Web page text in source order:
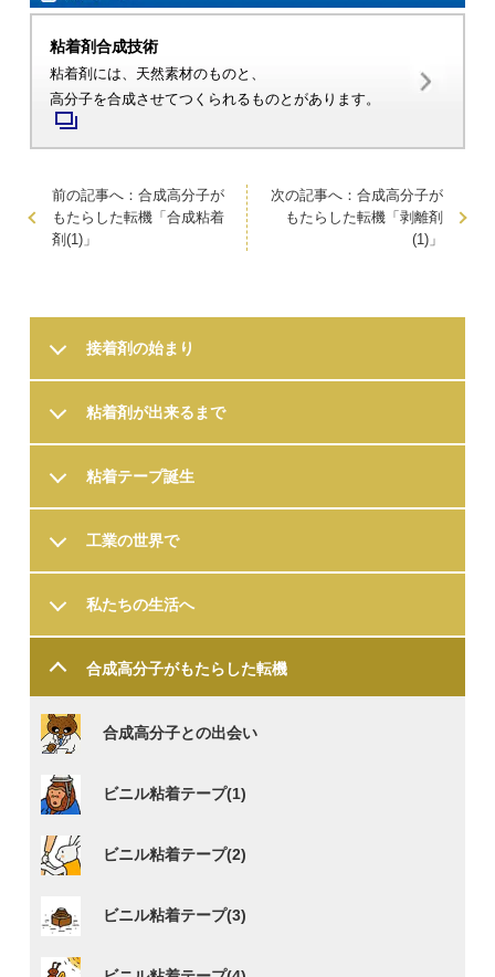
粘着剤合成技術
粘着剤には、天然素材のものと、
高分子を合成させてつくられるものとがあります。
前の記事へ：合成高分子が
もたらした転機「合成粘着
剤(1)」
次の記事へ：合成高分子が
もたらした転機「剥離剤
(1)」
接着剤の始まり
粘着剤が出来るまで
粘着テープ誕生
工業の世界で
私たちの生活へ
合成高分子がもたらした転機
合成高分子との出会い
ビニル粘着テープ(1)
ビニル粘着テープ(2)
ビニル粘着テープ(3)